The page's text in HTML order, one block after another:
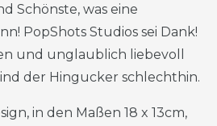
Schönste, was eine
PopShots Studios sei Dank!
und unglaublich liebevoll
der Hingucker schlechthin.
in den Maßen 18 x 13cm,